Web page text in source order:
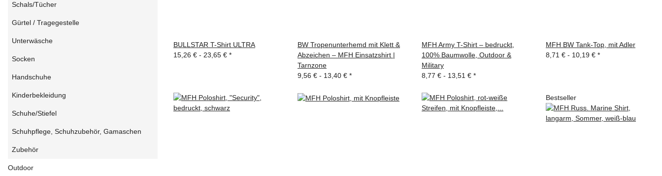
BULLSTAR T-Shirt ULTRA
15,26 € - 23,65 € *
BW Tropenunterhemd mit Klett &
Abzeichen – MFH Einsatzshirt |
Tarnzone
9,56 € - 13,40 € *
MFH Army T-Shirt – bedruckt,
100% Baumwolle, Outdoor &
Military
8,77 € - 13,51 € *
MFH BW Tank-Top, mit Adler
8,71 € - 10,19 € *
Bestseller
Schals/Tücher
Gürtel / Tragegestelle
Unterwäsche
Socken
Handschuhe
Kinderbekleidung
Schuhe/Stiefel
Schuhpflege, Schuhzubehör, Gamaschen
Zubehör
Outdoor